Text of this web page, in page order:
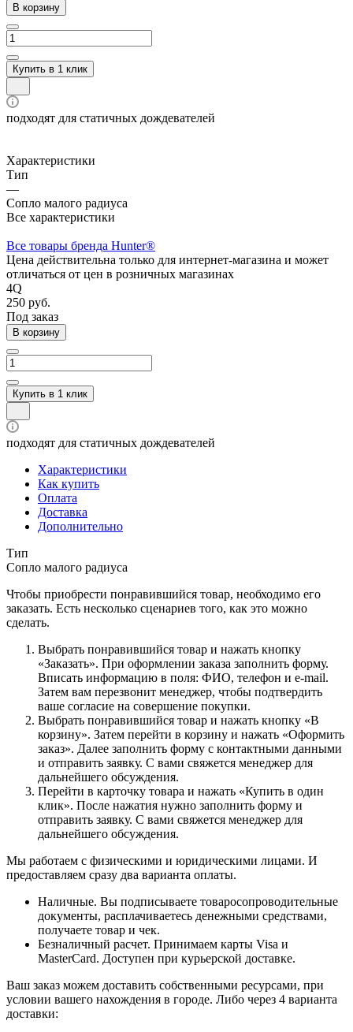
В корзину
Купить в 1 клик
подходят для статичных дождевателей
Характеристики
Тип
—
Сопло малого радиуса
Все характеристики
Все товары бренда Hunter®
Цена действительна только для интернет-магазина и может
отличаться от цен в розничных магазинах
4Q
250 руб.
Под заказ
В корзину
Купить в 1 клик
подходят для статичных дождевателей
Характеристики
Как купить
Оплата
Доставка
Дополнительно
Тип
Сопло малого радиуса
Чтобы приобрести понравившийся товар, необходимо его
заказать. Есть несколько сценариев того, как это можно
сделать.
Выбрать понравившийся товар и нажать кнопку
«Заказать». При оформлении заказа заполнить форму.
Вписать информацию в поля: ФИО, телефон и e-mail.
Затем вам перезвонит менеджер, чтобы подтвердить
ваше согласие на совершение покупки.
Выбрать понравившийся товар и нажать кнопку «В
корзину». Затем перейти в корзину и нажать «Оформить
заказ». Далее заполнить форму с контактными данными
и отправить заявку. С вами свяжется менеджер для
дальнейшего обсуждения.
Перейти в карточку товара и нажать «Купить в один
клик». После нажатия нужно заполнить форму и
отправить заявку. С вами свяжется менеджер для
дальнейшего обсуждения.
Мы работаем с физическими и юридическими лицами. И
предоставляем сразу два варианта оплаты.
Наличные. Вы подписываете товаросопроводительные
документы, расплачиваетесь денежными средствами,
получаете товар и чек.
Безналичный расчет. Принимаем карты Visa и
MasterCard. Доступен при курьерской доставке.
Ваш заказ можем доставить собственными ресурсами, при
условии вашего нахождения в городе. Либо через 4 варианта
доставки: